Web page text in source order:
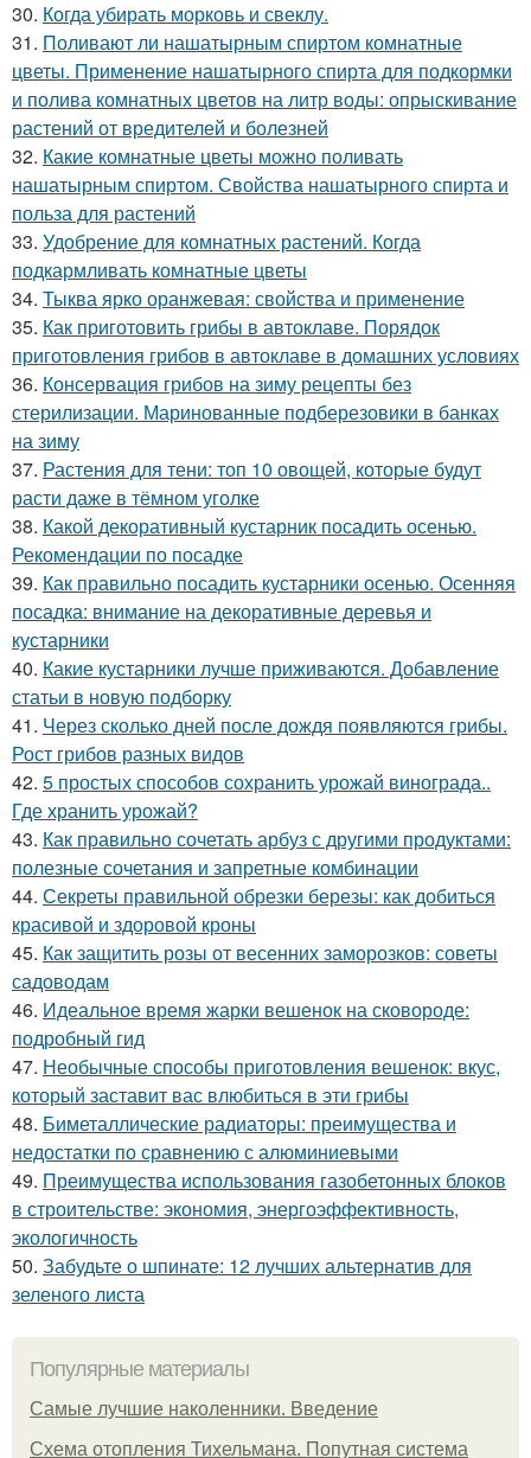
30. Когда убирать морковь и свеклу.
31. Поливают ли нашатырным спиртом комнатные
цветы. Применение нашатырного спирта для подкормки
и полива комнатных цветов на литр воды: опрыскивание
растений от вредителей и болезней
32. Какие комнатные цветы можно поливать
нашатырным спиртом. Свойства нашатырного спирта и
польза для растений
33. Удобрение для комнатных растений. Когда
подкармливать комнатные цветы
34. Тыква ярко оранжевая: свойства и применение
35. Как приготовить грибы в автоклаве. Порядок
приготовления грибов в автоклаве в домашних условиях
36. Консервация грибов на зиму рецепты без
стерилизации. Маринованные подберезовики в банках
на зиму
37. Растения для тени: топ 10 овощей, которые будут
расти даже в тёмном уголке
38. Какой декоративный кустарник посадить осенью.
Рекомендации по посадке
39. Как правильно посадить кустарники осенью. Осенняя
посадка: внимание на декоративные деревья и
кустарники
40. Какие кустарники лучше приживаются. Добавление
статьи в новую подборку
41. Через сколько дней после дождя появляются грибы.
Рост грибов разных видов
42. 5 простых способов сохранить урожай винограда..
Где хранить урожай?
43. Как правильно сочетать арбуз с другими продуктами:
полезные сочетания и запретные комбинации
44. Секреты правильной обрезки березы: как добиться
красивой и здоровой кроны
45. Как защитить розы от весенних заморозков: советы
садоводам
46. Идеальное время жарки вешенок на сковороде:
подробный гид
47. Необычные способы приготовления вешенок: вкус,
который заставит вас влюбиться в эти грибы
48. Биметаллические радиаторы: преимущества и
недостатки по сравнению с алюминиевыми
49. Преимущества использования газобетонных блоков
в строительстве: экономия, энергоэффективность,
экологичность
50. Забудьте о шпинате: 12 лучших альтернатив для
зеленого листа
Популярные материалы
Самые лучшие наколенники. Введение
Схема отопления Тихельмана. Попутная система